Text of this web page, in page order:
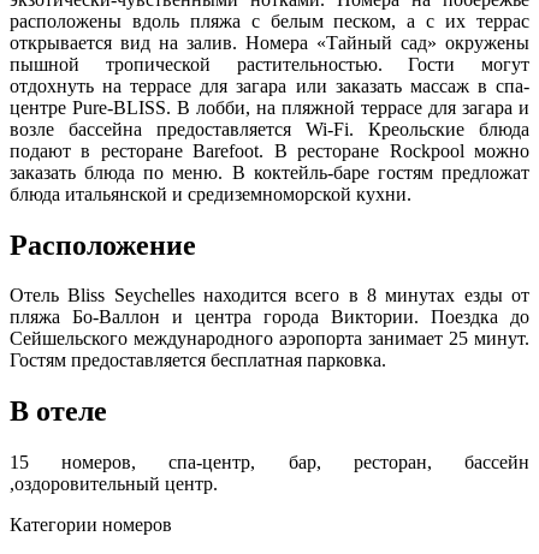
расположены вдоль пляжа с белым песком, а с их террас
открывается вид на залив. Номера «Тайный сад» окружены
пышной тропической растительностью. Гости могут
отдохнуть на террасе для загара или заказать массаж в спа-
центре Pure-BLISS. В лобби, на пляжной террасе для загара и
возле бассейна предоставляется Wi-Fi. Креольские блюда
подают в ресторане Barefoot. В ресторане Rockpool можно
заказать блюда по меню. В коктейль-баре гостям предложат
блюда итальянской и средиземноморской кухни.
Расположение
Отель Bliss Seychelles находится всего в 8 минутах езды от
пляжа Бо-Валлон и центра города Виктории. Поездка до
Сейшельского международного аэропорта занимает 25 минут.
Гостям предоставляется бесплатная парковка.
В отеле
15 номеров, спа-центр, бар, ресторан, бассейн
,оздоровительный центр.
Категории номеров